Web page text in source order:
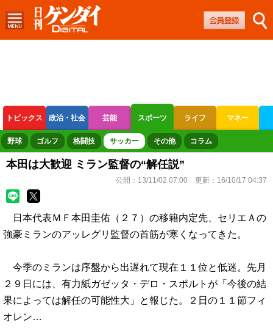
トピックス 政治・社会 芸能 スポーツ ライフ マネー
ボートレース 競輪 オートレース
野球 ゴルフ 格闘技 サッカー その他 コラム
本田は大歓迎 ミラン監督の“解任説”
公開： 13/11/02 07:00 更新： 16/10/17 04:37
日本代表ＭＦ本田圭佑（２７）の移籍内定先、セリエＡの
強豪ミランのアッレグリ監督の首筋が寒くなってきた。
今季のミランは序盤から出遅れて現在１１位と低迷。先月
２９日には、有力紙ガゼッタ・デロ・スポルトが「今後の結
果によっては解任の可能性大」と報じた。２日の１１節フィ
オレン…